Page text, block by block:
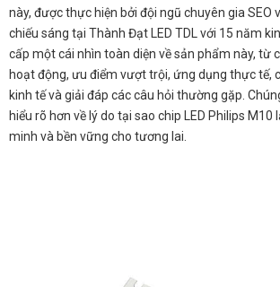
này, được thực hiện bởi đội ngũ chuyên gia SEO
chiếu sáng tại Thành Đạt LED TDL với 15 năm
cấp một cái nhìn toàn diện về sản phẩm này, từ
hoạt động, ưu điểm vượt trội, ứng dụng thực tế,
kinh tế và giải đáp các câu hỏi thường gặp.
hiểu rõ hơn về lý do tại sao chip LED Philips
minh và bền vững cho tương lai.